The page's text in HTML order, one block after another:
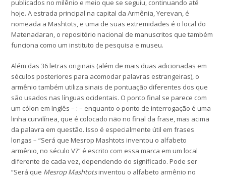
publicados no milênio e meio que se seguiu, continuando até
hoje. A estrada principal na capital da Armênia, Yerevan, é
nomeada a Mashtots, e uma de suas extremidades é o local do
Matenadaran, o repositório nacional de manuscritos que também
funciona como um instituto de pesquisa e museu.
Além das 36 letras originais (além de mais duas adicionadas em
séculos posteriores para acomodar palavras estrangeiras), o
armênio também utiliza sinais de pontuação diferentes dos que
são usados nas línguas ocidentais. O ponto final se parece com
um cólon em Inglês – : – enquanto o ponto de interrogação é uma
linha curvilínea, que é colocado não no final da frase, mas acima
da palavra em questão. Isso é especialmente útil em frases
longas – “Será que Mesrop Mashtots inventou o alfabeto
armênio, no século V?” é escrito com essa marca em um local
diferente de cada vez, dependendo do significado. Pode ser
“Será que Mesrop Mashtotsinventou o alfabeto armênio no